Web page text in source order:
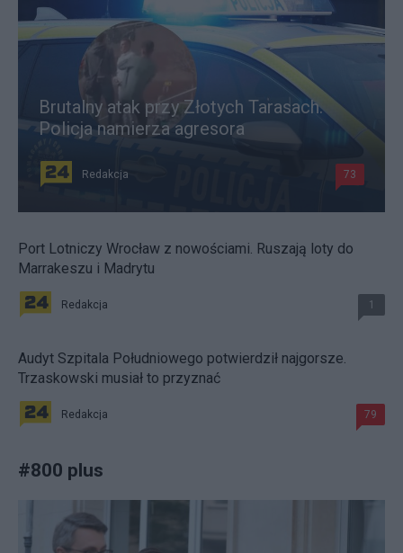
Brutalny atak przy Złotych Tarasach.
Policja namierza agresora
Redakcja 73
Port Lotniczy Wrocław z nowościami. Ruszają loty do
Marrakeszu i Madrytu
Redakcja 1
Audyt Szpitala Południowego potwierdził najgorsze.
Trzaskowski musiał to przyznać
Redakcja 79
#800 plus